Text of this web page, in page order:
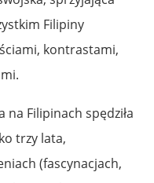
Filipiny
kontrastami,
Filipinach spędziła
trzy lata,
(fascynacjach,